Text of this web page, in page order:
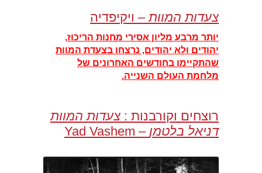
צעדות המוות– ויקיפדיה
יותר מרבע מליון אסירי מחנות הריכוז,
יהודים ולא יהודים, נרצחו בצעדת המוות
שהתקיימו בחודשים האחרונים של
מלחמת העולם השנייה.
רוצחים וקורבנות : צעדות המוות
דניאל בלטמן – Yad Vashem